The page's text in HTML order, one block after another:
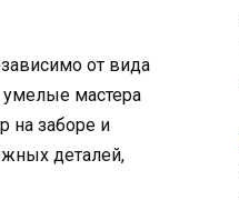
от вида
умелые мастера
на заборе и
деталей,